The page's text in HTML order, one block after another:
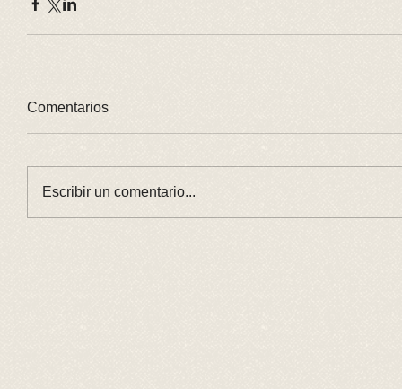
Comentarios
Escribir un comentario...